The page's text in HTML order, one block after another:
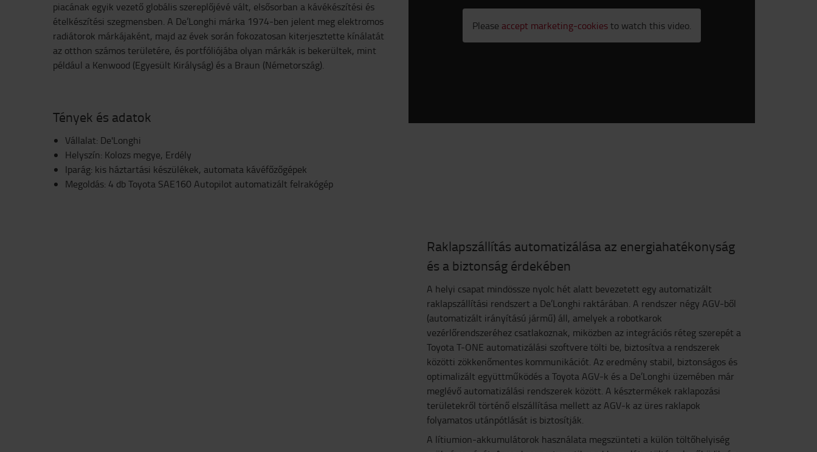
Please accept marketing-cookiesto watch this video.
piacának egyik vezető globális szereplőjévé vált, elsősorban a kávékészítési és
ételkészítési szegmensben. A De’Longhi márka 1974-ben jelent meg elektromos
radiátorok márkájaként, majd az évek során fokozatosan kiterjesztette kínálatát
az otthon számos területére, és portfóliójába olyan márkák is bekerültek, mint
például a Kenwood (Egyesült Királyság) és a Braun (Németország).
Tények és adatok
Vállalat: De'Longhi
Helyszín: Kolozs megye, Erdély
Iparág: kis háztartási készülékek, automata kávéfőzőgépek
Megoldás: 4 db Toyota SAE160 Autopilot automatizált felrakógép
Raklapszállítás automatizálása az energiahatékonyság
és a biztonság érdekében
A helyi csapat mindössze nyolc hét alatt bevezetett egy automatizált
raklapszállítási rendszert a De’Longhi raktárában. A rendszer négy AGV-ből
(automatizált irányítású jármű) áll, amelyek a robotkarok
vezérlőrendszeréhez csatlakoznak, miközben az integrációs réteg szerepét a
Toyota T-ONE automatizálási szoftvere tölti be, biztosítva a rendszerek
közötti zökkenőmentes kommunikációt. Az eredmény stabil, biztonságos és
optimalizált együttműködés a Toyota AGV-k és a De’Longhi üzemében már
meglévő automatizálási rendszerek között. A késztermékek raklapozási
területekről történő elszállítása mellett az AGV-k az üres raklapok
folyamatos utánpótlását is biztosítják.
A lítiumion-akkumulátorok használata megszünteti a külön töltőhelyiség